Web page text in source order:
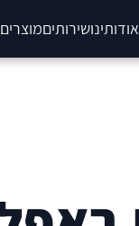
אודותינושירותיםמוצרים